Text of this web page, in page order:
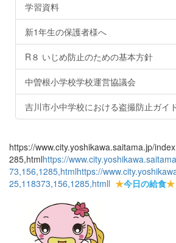
学習資料
新1年生の保護者様へ
R８ いじめ防止のための基本方針
中曽根小学校学校運営協議会
吉川市小中学校における盗撮防止ガイ
https://www.city.yoshikawa.saitama.jp/
285,htmlhttps://
73,156,1285,htmlhttps://
25,118373,156,1285,htmll ★今日の給食★